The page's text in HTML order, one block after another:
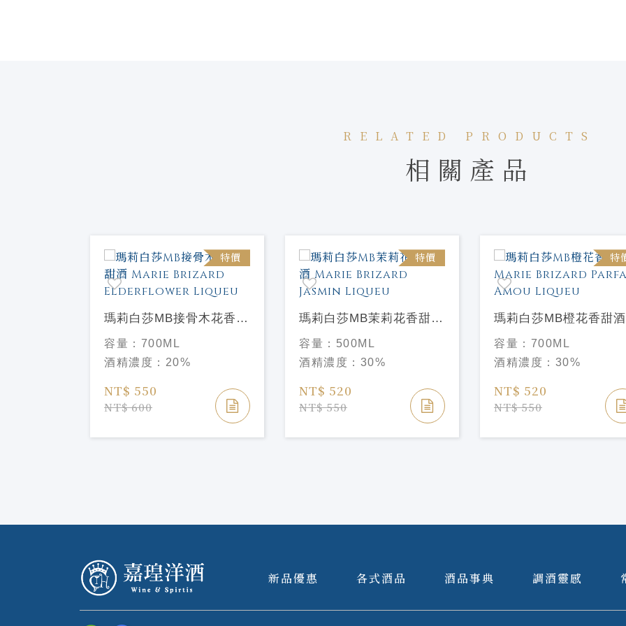
RELATED PRODUCTS
相關產品
特價
瑪莉白莎MB接骨木花香甜
酒 Marie Brizard
Elderflower Liqueu
容量： 700ML
酒精濃度： 20%
NT$ 550
NT$ 600
特價
瑪莉白莎MB茉莉花香甜酒
Marie Brizard Jasmin
Liqueu
容量： 500ML
酒精濃度： 30%
NT$ 520
NT$ 550
特
瑪莉白莎MB橙花香甜酒
Marie Brizard Parfait
Amou Liqueu
容量： 700ML
酒精濃度： 30%
NT$ 520
NT$ 550
新品優惠 各式酒品 酒品事典 調酒靈感